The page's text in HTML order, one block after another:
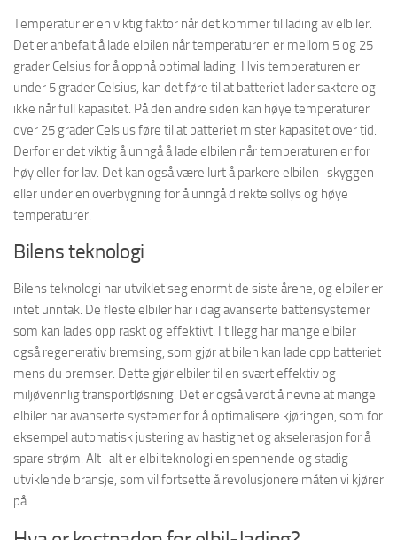
Temperatur er en viktig faktor når det kommer til lading av elbiler.
Det er anbefalt å lade elbilen når temperaturen er mellom 5 og 25
grader Celsius for å oppnå optimal lading. Hvis temperaturen er
under 5 grader Celsius, kan det føre til at batteriet lader saktere og
ikke når full kapasitet. På den andre siden kan høye temperaturer
over 25 grader Celsius føre til at batteriet mister kapasitet over tid.
Derfor er det viktig å unngå å lade elbilen når temperaturen er for
høy eller for lav. Det kan også være lurt å parkere elbilen i skyggen
eller under en overbygning for å unngå direkte sollys og høye
temperaturer.
Bilens teknologi
Bilens teknologi har utviklet seg enormt de siste årene, og elbiler er
intet unntak. De fleste elbiler har i dag avanserte batterisystemer
som kan lades opp raskt og effektivt. I tillegg har mange elbiler
også regenerativ bremsing, som gjør at bilen kan lade opp batteriet
mens du bremser. Dette gjør elbiler til en svært effektiv og
miljøvennlig transportløsning. Det er også verdt å nevne at mange
elbiler har avanserte systemer for å optimalisere kjøringen, som for
eksempel automatisk justering av hastighet og akselerasjon for å
spare strøm. Alt i alt er elbilteknologi en spennende og stadig
utviklende bransje, som vil fortsette å revolusjonere måten vi kjører
på.